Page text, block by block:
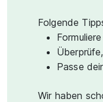
Folgende
Passe
Wir haben